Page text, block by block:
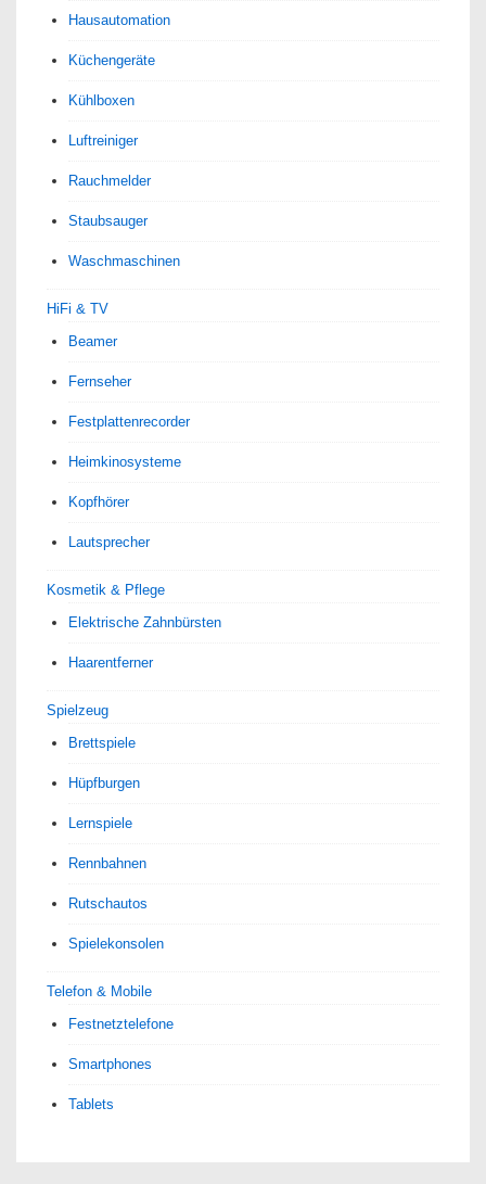
Hausautomation
Küchengeräte
Kühlboxen
Luftreiniger
Rauchmelder
Staubsauger
Waschmaschinen
HiFi & TV
Beamer
Fernseher
Festplattenrecorder
Heimkinosysteme
Kopfhörer
Lautsprecher
Kosmetik & Pflege
Elektrische Zahnbürsten
Haarentferner
Spielzeug
Brettspiele
Hüpfburgen
Lernspiele
Rennbahnen
Rutschautos
Spielekonsolen
Telefon & Mobile
Festnetztelefone
Smartphones
Tablets